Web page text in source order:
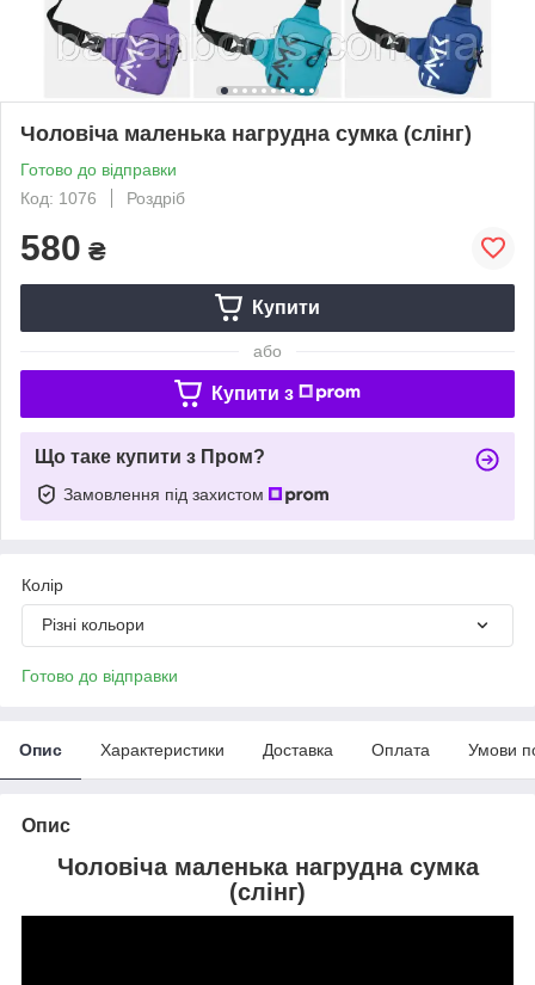
Чоловіча маленька нагрудна сумка (слінг)
Готово до відправки
Код: 1076
Роздріб
580 ₴
Купити
або
Купити з
Що таке купити з Пром?
Замовлення під захистом
Колір
Різні кольори
Готово до відправки
Опис Характеристики Доставка Оплата Умови
Опис
Чоловіча маленька нагрудна сумка
(слінг)